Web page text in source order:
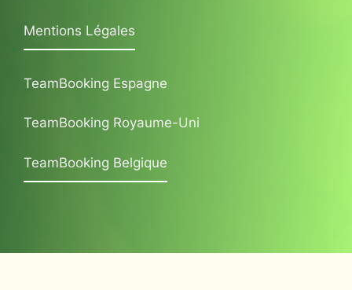
Mentions Légales
TeamBooking Espagne
TeamBooking Royaume-Uni
TeamBooking Belgique